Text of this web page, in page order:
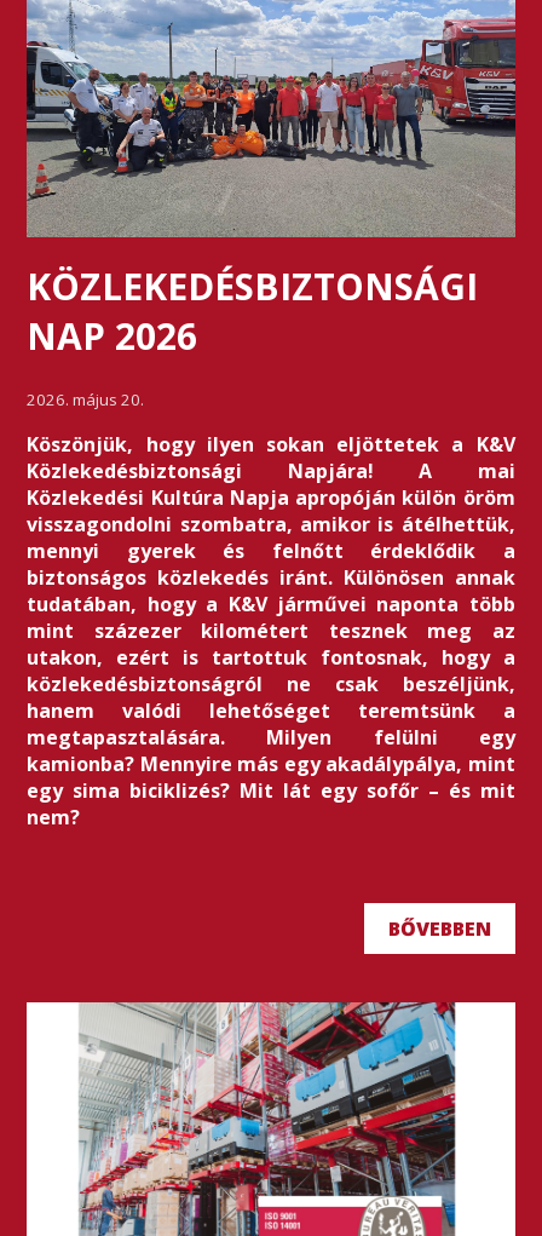
KÖZLEKEDÉSBIZTONSÁGI
NAP 2026
2026. május 20.
Köszönjük, hogy ilyen sokan eljöttetek a K&V
Közlekedésbiztonsági Napjára! A mai
Közlekedési Kultúra Napja apropóján külön öröm
visszagondolni szombatra, amikor is átélhettük,
mennyi gyerek és felnőtt érdeklődik a
biztonságos közlekedés iránt. Különösen annak
tudatában, hogy a K&V járművei naponta több
mint százezer kilométert tesznek meg az
utakon, ezért is tartottuk fontosnak, hogy a
közlekedésbiztonságról ne csak beszéljünk,
hanem valódi lehetőséget teremtsünk a
megtapasztalására. Milyen felülni egy
kamionba? Mennyire más egy akadálypálya, mint
egy sima biciklizés? Mit lát egy sofőr – és mit
nem?
BŐVEBBEN